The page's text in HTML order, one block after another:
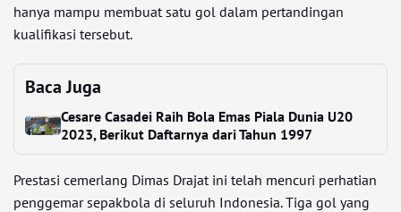
hanya mampu membuat satu gol dalam pertandingan
kualifikasi tersebut.
Baca Juga
Cesare Casadei Raih Bola Emas Piala Dunia U20
2023, Berikut Daftarnya dari Tahun 1997
Prestasi cemerlang Dimas Drajat ini telah mencuri perhatian
penggemar sepakbola di seluruh Indonesia. Tiga gol yang